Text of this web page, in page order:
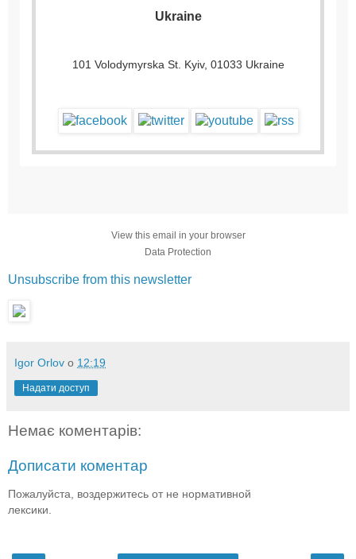
Ukraine
101 Volodymyrska St. Kyiv, 01033 Ukraine
View this email in your browser
Data Protection
Unsubscribe from this newsletter
Igor Orlov о 12:19
Надати доступ
Немає коментарів:
Дописати коментар
Пожалуйста, воздержитесь от не нормативной
лексики.